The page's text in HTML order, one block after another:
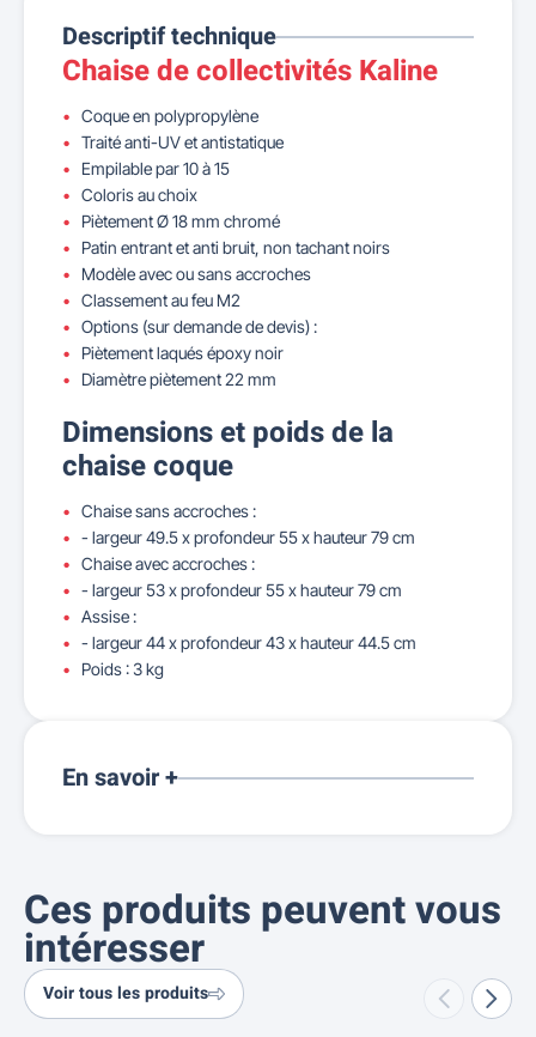
Descriptif technique
Chaise de collectivités Kaline
Coque en polypropylène
Traité anti-UV et antistatique
Empilable par 10 à 15
Coloris au choix
Piètement Ø 18 mm chromé
Patin entrant et anti bruit, non tachant noirs
Modèle avec ou sans accroches
Classement au feu M2
Options (sur demande de devis) :
Piètement laqués époxy noir
Diamètre piètement 22 mm
Dimensions et poids de la
chaise coque
Chaise sans accroches :
- largeur 49.5 x profondeur 55 x hauteur 79 cm
Chaise avec accroches :
- largeur 53 x profondeur 55 x hauteur 79 cm
Assise :
- largeur 44 x profondeur 43 x hauteur 44.5 cm
Poids : 3 kg
En savoir +
Ces produits peuvent vous
intéresser
Voir tous les produits